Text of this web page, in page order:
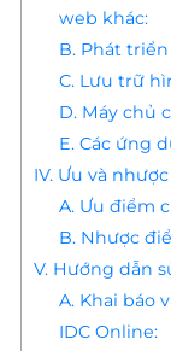
web khác:
B. Phát
C. Lưu trữ
D. Máy chủ
E. Các ứng
IV. Ưu và
A. Ưu điểm
B. Nhược
V. Hướng dẫn
A. Khai báo
IDC Online: